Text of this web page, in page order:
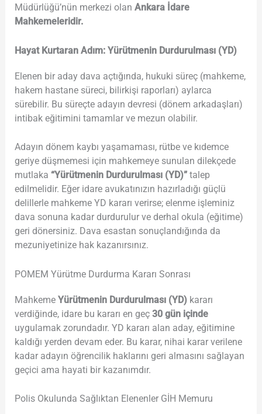
Müdürlüğü’nün merkezi olan Ankara İdare
Mahkemeleridir.
Hayat Kurtaran Adım: Yürütmenin Durdurulması (YD)
Elenen bir aday dava açtığında, hukuki süreç (mahkeme,
hakem hastane süreci, bilirkişi raporları) aylarca
sürebilir. Bu süreçte adayın devresi (dönem arkadaşları)
intibak eğitimini tamamlar ve mezun olabilir.
Adayın dönem kaybı yaşamaması, rütbe ve kıdemce
geriye düşmemesi için mahkemeye sunulan dilekçede
mutlaka “Yürütmenin Durdurulması (YD)”talep
edilmelidir. Eğer idare avukatınızın hazırladığı güçlü
delillerle mahkeme YD kararı verirse; elenme işleminiz
dava sonuna kadar durdurulur ve derhal okula (eğitime)
geri dönersiniz. Dava esastan sonuçlandığında da
mezuniyetinize hak kazanırsınız.
POMEM Yürütme Durdurma Kararı Sonrası
Mahkeme Yürütmenin Durdurulması (YD)kararı
verdiğinde, idare bu kararı en geç 30 gün içinde
uygulamak zorundadır. YD kararı alan aday, eğitimine
kaldığı yerden devam eder. Bu karar, nihai karar verilene
kadar adayın öğrencilik haklarını geri almasını sağlayan
geçici ama hayati bir kazanımdır.
Polis Okulunda Sağlıktan Elenenler GİH Memuru